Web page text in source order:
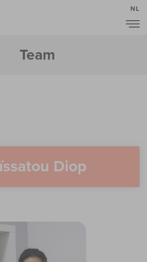
NL
Team
Diop